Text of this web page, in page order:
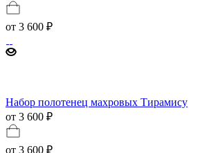
от 3 600 ₽
Набор полотенец махровых Тирамису
от 3 600 ₽
от 3 600 ₽